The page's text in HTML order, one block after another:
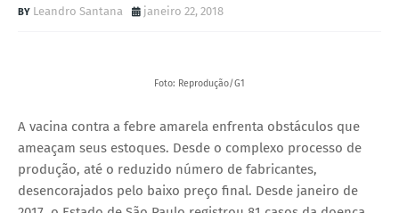
Leandro Santana janeiro 22, 2018
Foto: Reprodução/G1
A vacina contra a febre amarela enfrenta obstáculos que
ameaçam seus estoques. Desde o complexo processo de
produção, até o reduzido número de fabricantes,
desencorajados pelo baixo preço final. Desde janeiro de